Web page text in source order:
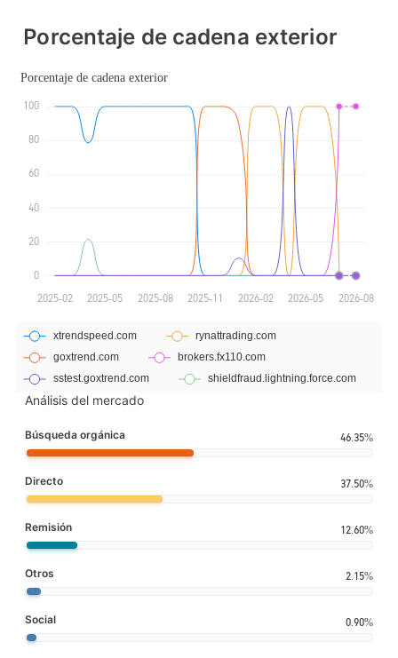
Porcentaje de cadena exterior
Análisis del mercado
Búsqueda orgánica 46.35%
Directo 37.50%
Remisión 12.60%
Otros 2.15%
Social 0.90%